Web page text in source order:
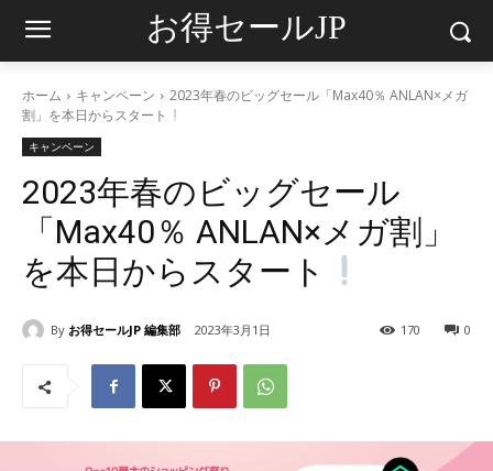
お得セールJP
ホーム キャンペーン
2023年春のビッグセール「Max40％ ANLAN×メガ
割」を本日からスタート
キャンペーン
2023年春のビッグセール
「Max40％ ANLAN×メガ割」
を本日からスタート
By お得セールJP 編集部 2023年3月1日 0
170